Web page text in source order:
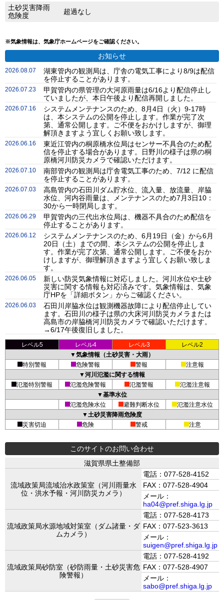
土砂災害降雨
危険度
超過なし
※気象情報は、気象庁ホームページをご確認ください。
お知らせ
2026.08.07
湖東管内の観測局は、庁舎の電気工事により8/9は配信
を停止することがあります。
2026.07.23
甲賀管内の県管理の大河原雨量は6/16より配信停止し
ていましたが、本日午後より配信再開しました。
2026.07.16
システムメンテナンスのため、8月4日（火）9-17時
は、本システムの公開を停止します。作業が完了次
第、通常公開します。ご不便をおかけしますが、御理
解頂きますよう宜しくお願い致します。
2026.06.16
東近江管内の桐原橋水位局はセンサー不具合のため配
信を停止する場合があります。日野川の様子は県の桐
原橋河川防災カメラで確認いただけます。
2026.07.10
南部管内の観測局は庁舎電気工事のため、7/12 に配信
を停止することがあります。
2026.07.03
高島管内の石田川ダム貯水位、流入量、放流量、岸脇
水位、河内谷雨量は、メンテナンスのため7月3日10：
30から一時閉局します。
2026.06.29
甲賀管内の三代出水位局は、機器不具合のため配信を
停止することがあります。
2026.06.12
システムメンテナンスのため、6月19日（金）から6月
20日（土）までの間、本システムの公開を停止しま
す。作業が完了次第、通常公開します。ご不便をおか
けしますが、御理解頂きますよう宜しくお願い致しま
す。
2026.06.05
新しい防災気象情報に対応しました。河川水位や土砂
災害に関する情報も対応済みです。気象情報は、気象
庁HPを「詳細ボタン」からご確認ください。
2026.06.03
石田川岸脇水位は観測機器故障により配信停止してい
ます。石田川の様子は県の大床河川防災カメラまたは
高島市の岸脇橋河川防災カメラで確認いただけます。
→6/17午後復旧しました。
レベル5 レベル4 レベル3
レベル2
▼気象情報（土砂災害・大雨）
特別警報
危険警報 警報
注意報
▼河川氾濫に関する情報
氾濫特別警報
氾濫危険警報 氾濫警報
氾濫注意報
▼基準水位
氾濫危険水位
避難判断水位
氾濫注意水位
▼土砂災害降雨危険度
災害切迫
危険 警戒 注意
このサイトのお問い合わせ
滋賀県県土整備部
流域政策局流域治水政策室（河川雨量水
位・洪水予報・河川防災カメラ）
電話：077-528-4152
FAX：077-528-4904
メール：
ha04@pref.shiga.lg.jp
流域政策局水源地域対策室（ダム諸量・ダ
ムカメラ）
電話：077-528-4173
FAX：077-523-3613
メール：
suigen@pref.shiga.lg.jp
流域政策局砂防室（砂防雨量・土砂災害危
険警報）
電話：077-528-4192
FAX：077-528-4907
メール：
sabo@pref.shiga.lg.jp